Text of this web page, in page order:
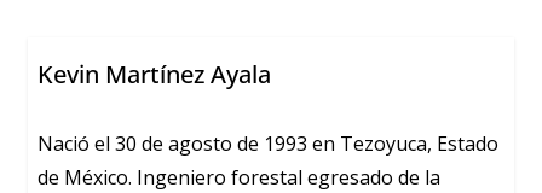
Kevin Martínez Ayala
Nació el 30 de agosto de 1993 en Tezoyuca, Estado
de México. Ingeniero forestal egresado de la